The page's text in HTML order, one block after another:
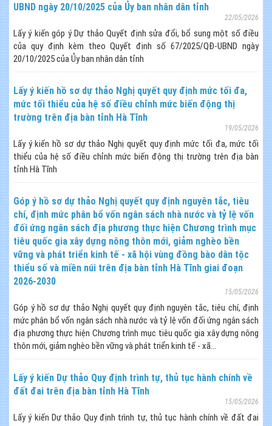
UBND ngày 20/10/2025 của Ủy ban nhân dân tỉnh
22/05/2026
Lấy ý kiến góp ý Dự thảo Quyết định sửa đổi, bổ sung một số điều
của quy định kèm theo Quyết định số 67/2025/QĐ-UBND ngày
20/10/2025 của Ủy ban nhân dân tỉnh
Lấy ý kiến hồ sơ dự thảo Nghị quyết quy định mức tối đa,
mức tối thiểu của hệ số điều chỉnh mức biến động thị
trường trên địa bàn tỉnh Hà Tĩnh
19/05/2026
Lấy ý kiến hồ sơ dự thảo Nghị quyết quy định mức tối đa, mức tối
thiểu của hệ số điều chỉnh mức biến động thị trường trên địa bàn
tỉnh Hà Tĩnh
Góp ý hồ sơ dự thảo Nghị quyết quy định nguyên tắc, tiêu
chí, định mức phân bổ vốn ngân sách nhà nước và tỷ lệ vốn
đối ứng ngân sách địa phương thực hiện Chương trình mục
tiêu quốc gia xây dựng nông thôn mới, giảm nghèo bền
vững và phát triển kinh tế - xã hội vùng đồng bào dân tộc
thiểu số và miền núi trên địa bàn tỉnh Hà Tĩnh giai đoạn
2026-2030
15/05/2026
Góp ý hồ sơ dự thảo Nghị quyết quy định nguyên tắc, tiêu chí, định
mức phân bổ vốn ngân sách nhà nước và tỷ lệ vốn đối ứng ngân sách
địa phương thực hiện Chương trình mục tiêu quốc gia xây dựng nông
thôn mới, giảm nghèo bền vững và phát triển kinh tế - xã...
Lấy ý kiến Dự thảo Quy định trình tự, thủ tục hành chính về
đất đai trên địa bàn tỉnh Hà Tĩnh
15/05/2026
Lấy ý kiến Dự thảo Quy định trình tự, thủ tục hành chính về đất đai